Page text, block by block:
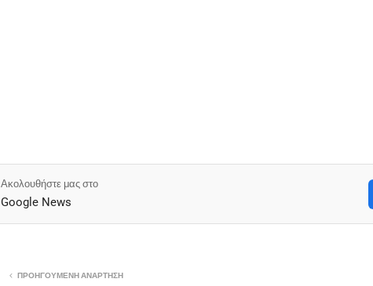
Ακολουθήστε μας στο
Google News
ΠΡΟΗΓΟΎΜΕΝΗ ΑΝΆΡΤΗΣΗ